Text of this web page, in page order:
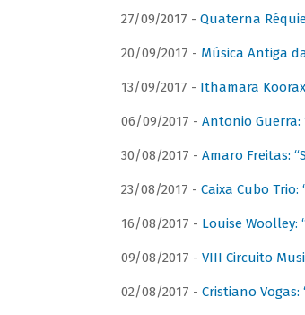
27/09/2017 - Quaterna
20/09/2017 - Música Antiga
13/09/2017 - Ithamara
06/09/2017 - Antonio Guerra:
30/08/2017 - Amaro Freitas:
23/08/2017 - Caixa Cubo Trio:
16/08/2017 - Louise Woolley:
09/08/2017 - VIII Circuito
02/08/2017 - Cristiano Vogas: